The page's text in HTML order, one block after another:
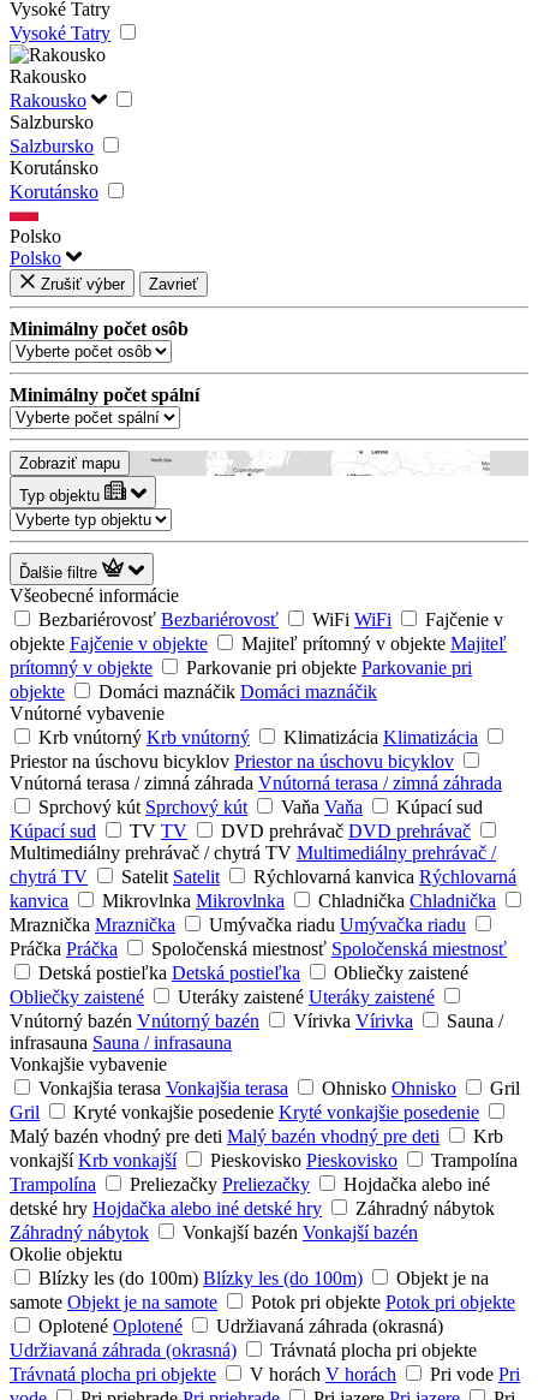
Vysoké Tatry
Vysoké Tatry
Rakousko
Rakousko
Salzbursko
Salzbursko
Korutánsko
Korutánsko
Polsko
Polsko
Zrušiť výber Zavrieť
Minimálny počet osôb
Minimálny počet spální
Zobraziť mapu
Typ objektu
Ďalšie filtre
Všeobecné informácie
Bezbariérovosť Bezbariérovosť WiFi WiFi
Fajčenie v
objekte Fajčenie v objekte Majiteľ prítomný v objekte Majiteľ
prítomný v objekte
Parkovanie pri objekte Parkovanie pri
objekte
Domáci maznáčik Domáci maznáčik
Vnútorné vybavenie
Krb vnútorný Krb vnútorný Klimatizácia Klimatizácia
Priestor na úschovu bicyklov Priestor na úschovu bicyklov
Vnútorná terasa / zimná záhrada Vnútorná terasa / zimná záhrada
Sprchový kút Sprchový kút Vaňa Vaňa
Kúpací sud
Kúpací sud
TV TV DVD prehrávač DVD prehrávač
Multimediálny prehrávač / chytrá TV Multimediálny prehrávač /
chytrá TV
Satelit Satelit Rýchlovarná kanvica Rýchlovarná
kanvica
Mikrovlnka Mikrovlnka Chladnička Chladnička
Mraznička Mraznička Umývačka riadu Umývačka riadu
Práčka Práčka Spoločenská miestnosť Spoločenská miestnosť
Detská postieľka Detská postieľka
Obliečky zaistené
Obliečky zaistené
Uteráky zaistené Uteráky zaistené
Vnútorný bazén Vnútorný bazén Vírivka Vírivka
Sauna /
infrasauna Sauna / infrasauna
Vonkajšie vybavenie
Vonkajšia terasa Vonkajšia terasa Ohnisko Ohnisko
Gril
Gril
Kryté vonkajšie posedenie Kryté vonkajšie posedenie
Malý bazén vhodný pre deti Malý bazén vhodný pre deti
Krb
vonkajší Krb vonkajší Pieskovisko Pieskovisko
Trampolína
Trampolína
Preliezačky Preliezačky
Hojdačka alebo iné
detské hry Hojdačka alebo iné detské hry
Záhradný nábytok
Záhradný nábytok
Vonkajší bazén Vonkajší bazén
Okolie objektu
Blízky les (do 100m) Blízky les (do 100m)
Objekt je na
samote Objekt je na samote Potok pri objekte Potok pri objekte
Oplotené Oplotené
Udržiavaná záhrada (okrasná)
Udržiavaná záhrada (okrasná)
Trávnatá plocha pri objekte
Trávnatá plocha pri objekte
V horách V horách Pri vode Pri